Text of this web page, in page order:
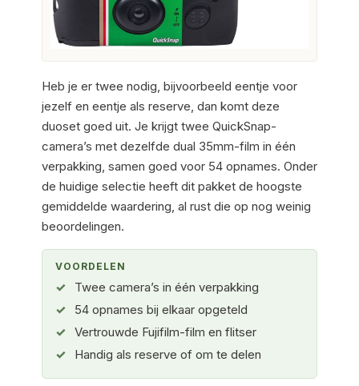
Heb je er twee nodig, bijvoorbeeld eentje voor
jezelf en eentje als reserve, dan komt deze
duoset goed uit. Je krijgt twee QuickSnap-
camera’s met dezelfde dual 35mm-film in één
verpakking, samen goed voor 54 opnames. Onder
de huidige selectie heeft dit pakket de hoogste
gemiddelde waardering, al rust die op nog weinig
beoordelingen.
VOORDELEN
Twee camera’s in één verpakking
54 opnames bij elkaar opgeteld
Vertrouwde Fujifilm-film en flitser
Handig als reserve of om te delen